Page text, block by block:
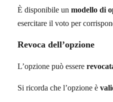
È disponibile un modello di
esercitare il voto per
Revoca dell’opzione
L’opzione può essere
Si ricorda che l’opzione è